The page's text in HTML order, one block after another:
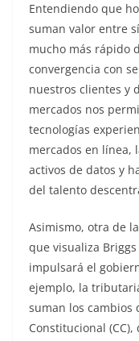
Entendiendo que
suman valor entre
mucho más rápido
convergencia con
nuestros clientes y
mercados nos
tecnologías
mercados en línea,
activos de datos y
del talento
Asimismo, otra de
que visualiza
impulsará el
ejemplo, la
suman los cambios
Constitucional